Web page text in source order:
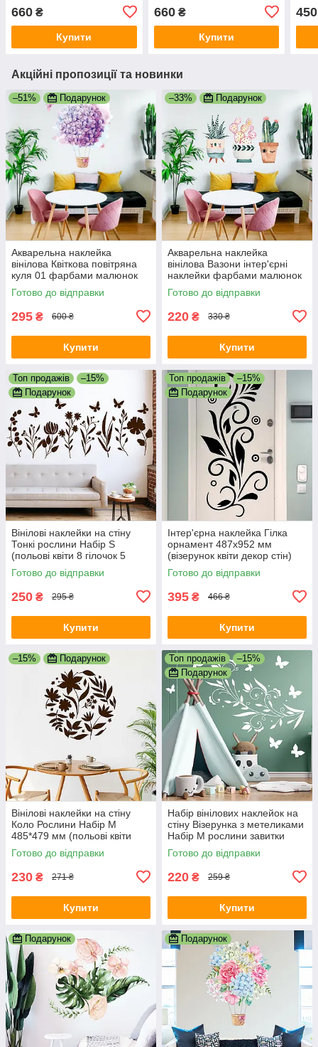
1100х500 мм матова
660 ₴
Купити
660₴
Купити
450
Акційні пропозиції та новинки
–51% Подарунок
Акварельна наклейка
вінілова Квіткова повітряна
куля 01 фарбами малюнок
ПВХ 550х680мм матова
Готово до відправки
295 ₴ 600 ₴
Купити
–33% Подарунок
Акварельна наклейка
вінілова Вазони інтер'єрні
наклейки фарбами малюнок
ПВХ 540х390мм матова
Готово до відправки
220 ₴ 330 ₴
Купити
Топ продажів
–15%
Подарунок
Вінілові наклейки на стіну
Тонкі рослини Набір S
(польові квіти 8 гілочок 5
метеликів) матова
Коричневий
Готово до відправки
250 ₴ 295 ₴
Купити
Топ продажів
–15%
Подарунок
Інтер'єрна наклейка Гілка
орнамент 487х952 мм
(візерунок квіти декор стін)
Happy Pocket Чорний
матовий
Готово до відправки
395 ₴ 466 ₴
Купити
–15% Подарунок
Вінілові наклейки на стіну
Коло Рослини Набір M
485*479 мм (польові квіти
сфера) матова Коричневий
Готово до відправки
230 ₴ 271 ₴
Купити
Топ продажів
–15%
Подарунок
Набір вінілових наклейок на
стіну Візерунка з метеликами
Набір М рослини завитки
Happy Pocket матова Білий
Готово до відправки
220 ₴ 259 ₴
Купити
Подарунок Подарунок